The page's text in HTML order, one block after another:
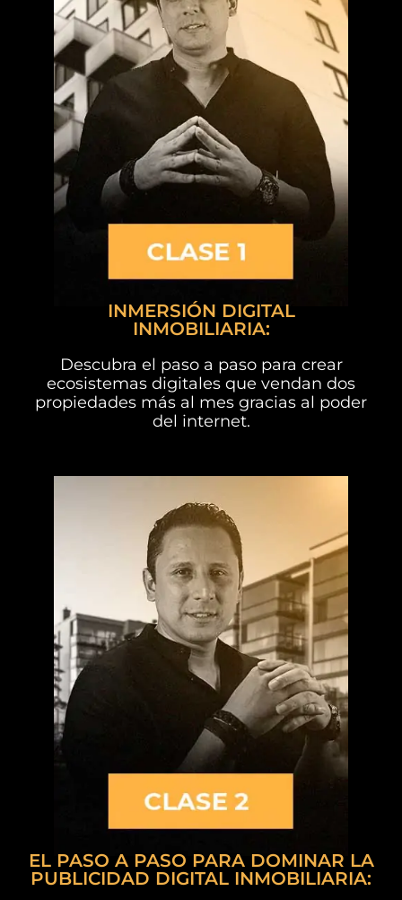
INMERSIÓN DIGITAL
INMOBILIARIA:
Descubra el paso a paso para crear
ecosistemas digitales que vendan dos
propiedades más al mes gracias al poder
del internet.
EL PASO A PASO PARA DOMINAR LA
PUBLICIDAD DIGITAL INMOBILIARIA: